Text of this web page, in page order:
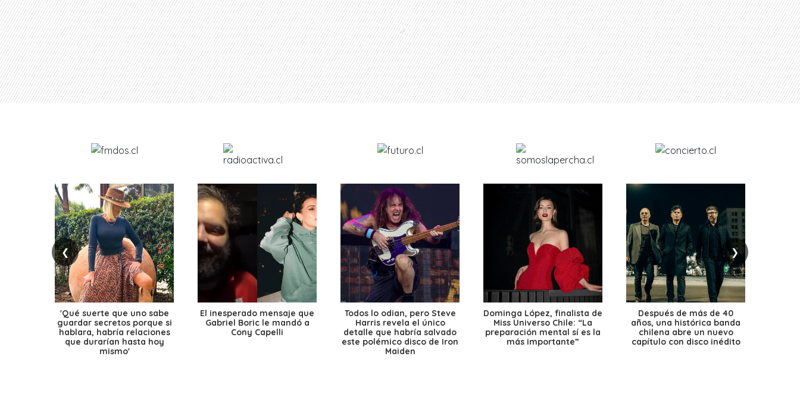
❮ ❯
'Qué suerte que uno sabe
guardar secretos porque si
hablara, habría relaciones
que durarían hasta hoy
mismo'
El inesperado mensaje que
Gabriel Boric le mandó a
Cony Capelli
Todos lo odian, pero Steve
Harris revela el único
detalle que habría salvado
este polémico disco de Iron
Maiden
Dominga López, finalista de
Miss Universo Chile: “La
preparación mental sí es la
más importante”
Después de más de 40
años, una histórica banda
chilena abre un nuevo
capítulo con disco inédito